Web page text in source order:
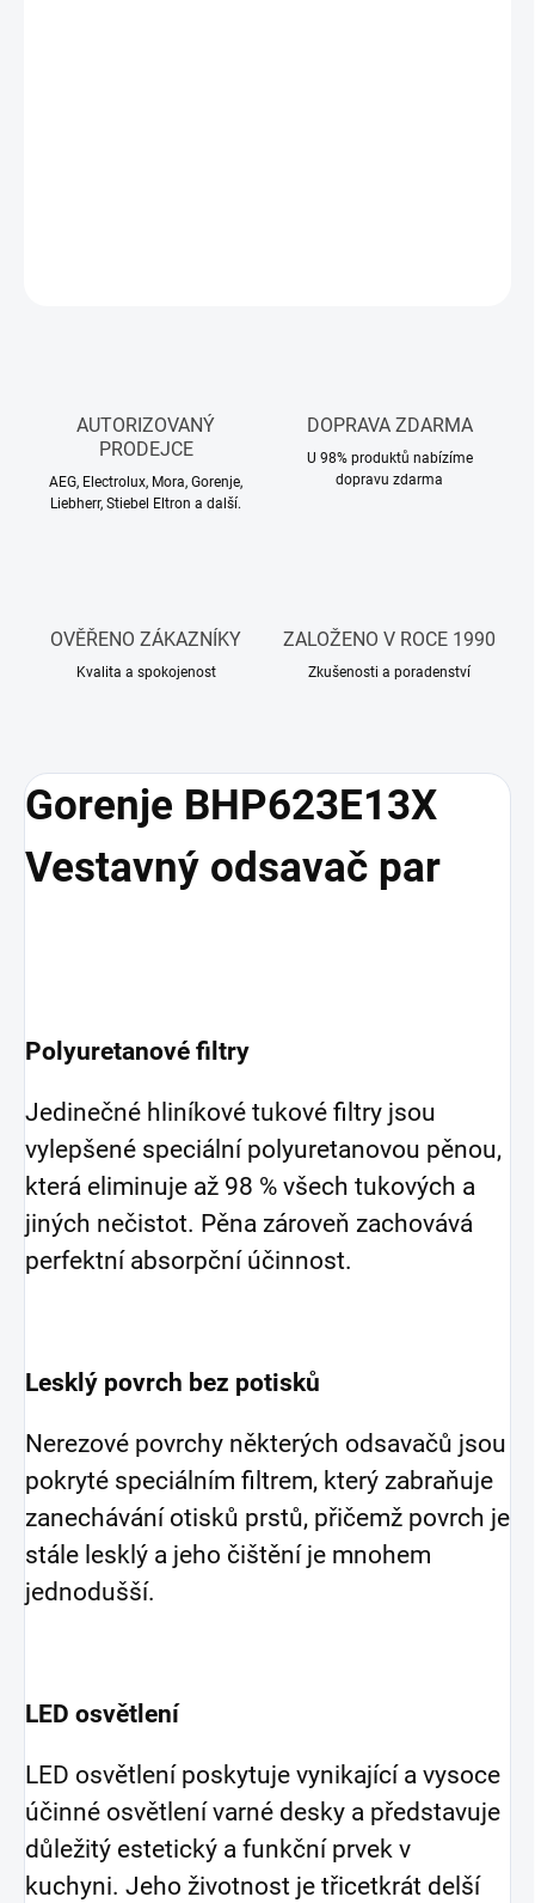
AUTORIZOVANÝ
PRODEJCE
AEG, Electrolux, Mora, Gorenje,
Liebherr, Stiebel Eltron a další.
DOPRAVA ZDARMA
U 98% produktů nabízíme
dopravu zdarma
OVĚŘENO ZÁKAZNÍKY
Kvalita a spokojenost
ZALOŽENO V ROCE 1990
Zkušenosti a poradenství
Gorenje BHP623E13X
Vestavný odsavač par
Polyuretanové filtry
Jedinečné hliníkové tukové filtry jsou
vylepšené speciální polyuretanovou pěnou,
která eliminuje až 98 % všech tukových a
jiných nečistot. Pěna zároveň zachovává
perfektní absorpční účinnost.
Lesklý povrch bez potisků
Nerezové povrchy některých odsavačů jsou
pokryté speciálním filtrem, který zabraňuje
zanechávání otisků prstů, přičemž povrch je
stále lesklý a jeho čištění je mnohem
jednodušší.
LED osvětlení
LED osvětlení poskytuje vynikající a vysoce
účinné osvětlení varné desky a představuje
důležitý estetický a funkční prvek v
kuchyni. Jeho životnost je třicetkrát delší